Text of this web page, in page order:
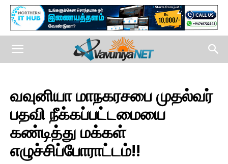
வவுனியா மாநகரசபை முதல்வர்
பதவி நீக்கப்பட்டமையை
கண்டித்து மக்கள்
எழுச்சிப்போராட்டம்!!